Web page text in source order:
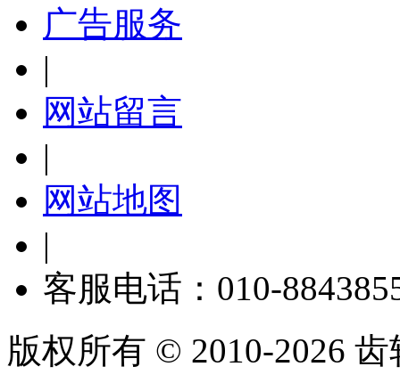
广告服务
|
网站留言
|
网站地图
|
客服电话：010-
版权所有 © 2010-2026